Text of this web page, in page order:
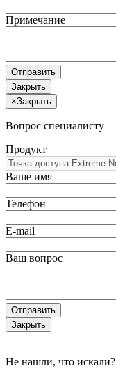
Примечание
Отправить
Закрыть
×Закрыть
Вопрос специалисту
Продукт
Ваше имя
Телефон
E-mail
Ваш вопрос
Отправить
Закрыть
Не нашли, что искали?